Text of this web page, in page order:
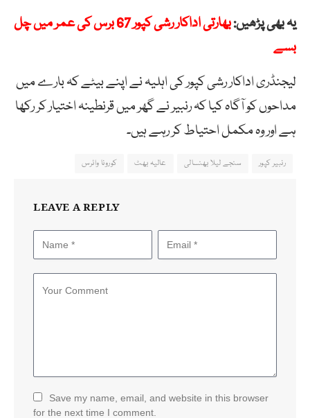
یہ بھی پڑھیں:
بھارتی اداکار رشی کپور 67 برس کی عمر میں چل
بسے
لیجنڈری اداکار رشی کپور کی اہلیہ نے اپنے بیٹے کہ بارے میں
مداحوں کو آگاہ کیا کہ رنبیر نے گھر میں قرنطینہ اختیار کر رکھا
ہے اور وہ مکمل احتیاط کر رہے ہیں۔
رنبیر کپور سنجے لیلا بھنسالی عالیہ بھٹ کورونا وائرس
LEAVE A REPLY
Save my name, email, and website in this browser
for the next time I comment.